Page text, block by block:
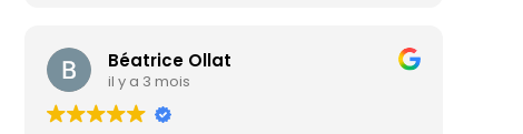
Béatrice Ollat
il y a 3 mois